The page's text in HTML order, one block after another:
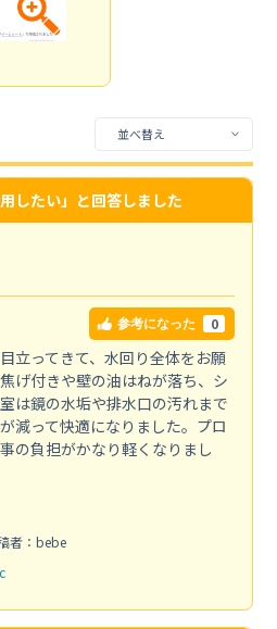
したい」と回答しました
参考になった 0
立ってきて、水回り全体をお願
げ付きや壁の油はねが落ち、シ
は鏡の水垢や排水口の汚れまで
減って快適になりました。プロ
の負担がかなり軽くなりまし
者：bebe